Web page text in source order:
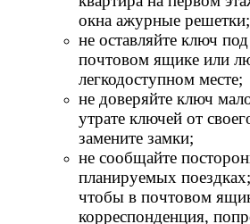
окна ажурные решетки;
не оставляйте ключ
почтовом ящике или
легкодоступном месте;
не доверяйте ключ
утрате ключей от
замените замки;
не сообщайте
планируемых
чтобы в почтовом
корреспонденция,